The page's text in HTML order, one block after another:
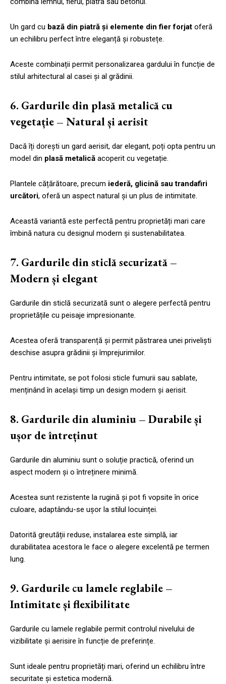
Un gard cu bază din piatră și elemente din fier forjat oferă
un echilibru perfect între eleganță și robustețe.
Aceste combinații permit personalizarea gardului în funcție de
stilul arhitectural al casei și al grădinii.
6. Gardurile din plasă metalică cu
vegetație – Natural și aerisit
Dacă îți dorești un gard aerisit, dar elegant, poți opta pentru un
model din plasă metalică acoperit cu vegetație.
Plantele cățărătoare, precum iederă, glicină sau trandafiri
urcători, oferă un aspect natural și un plus de intimitate.
Această variantă este perfectă pentru proprietăți mari care
îmbină natura cu designul modern și sustenabilitatea.
7. Gardurile din sticlă securizată –
Modern și elegant
Gardurile din sticlă securizată sunt o alegere perfectă pentru
proprietățile cu peisaje impresionante.
Acestea oferă transparență și permit păstrarea unei priveliști
deschise asupra grădinii și împrejurimilor.
Pentru intimitate, se pot folosi sticle fumurii sau sablate,
menținând în același timp un design modern și aerisit.
8. Gardurile din aluminiu – Durabile și
ușor de întreținut
Gardurile din aluminiu sunt o soluție practică, oferind un
aspect modern și o întreținere minimă.
Acestea sunt rezistente la rugină și pot fi vopsite în orice
culoare, adaptându-se ușor la stilul locuinței.
Datorită greutății reduse, instalarea este simplă, iar
durabilitatea acestora le face o alegere excelentă pe termen
lung.
9. Gardurile cu lamele reglabile –
Intimitate și flexibilitate
Gardurile cu lamele reglabile permit controlul nivelului de
vizibilitate și aerisire în funcție de preferințe.
Sunt ideale pentru proprietăți mari, oferind un echilibru între
securitate și estetica modernă.